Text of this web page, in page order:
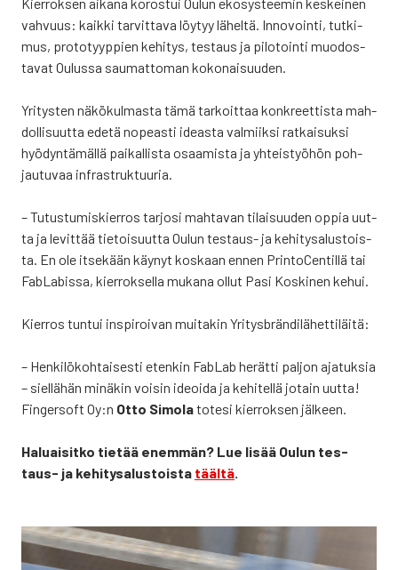
vah­vuus: kaik­ki tar­vit­ta­va löy­tyy lähel­tä. Inno­voin­ti, tut­ki­
mus, pro­to­tyyp­pien kehi­tys, tes­taus ja pilo­toin­ti muo­dos­
ta­vat Oulus­sa sau­mat­to­man koko­nai­suu­den.
Yri­tys­ten näkö­kul­mas­ta tämä tar­koit­taa kon­kreet­tis­ta mah­
dol­li­suut­ta ede­tä nopeas­ti ideas­ta val­miik­si rat­kai­suk­si
hyö­dyn­tä­mäl­lä pai­kal­lis­ta osaa­mis­ta ja yhteis­työ­hön poh­
jau­tu­vaa infra­struk­tuu­ria.
– Tutus­tu­mis­kier­ros tar­jo­si mah­ta­van tilai­suu­den oppia uut­
ta ja levit­tää tie­toi­suut­ta Oulun tes­taus- ja kehi­ty­sa­lus­tois­
ta. En ole itse­kään käy­nyt kos­kaan ennen Prin­toCen­til­lä tai
FabLa­bis­sa, kier­rok­sel­la muka­na ollut Pasi Kos­ki­nen kehui.
Kier­ros tun­tui ins­pi­roi­van mui­ta­kin Yri­tysbrän­di­lä­het­ti­läi­tä:
– Hen­ki­lö­koh­tai­ses­ti eten­kin FabLab herät­ti pal­jon aja­tuk­sia
– siel­lä­hän minä­kin voi­sin ideoi­da ja kehi­tel­lä jotain uut­ta!
Fin­ger­soft Oy:n Otto Simo­latote­si kier­rok­sen jäl­keen.
Haluai­sit­ko tie­tää enem­män? Lue lisää Oulun tes­
taus- ja kehi­ty­sa­lus­tois­ta tääl­tä.